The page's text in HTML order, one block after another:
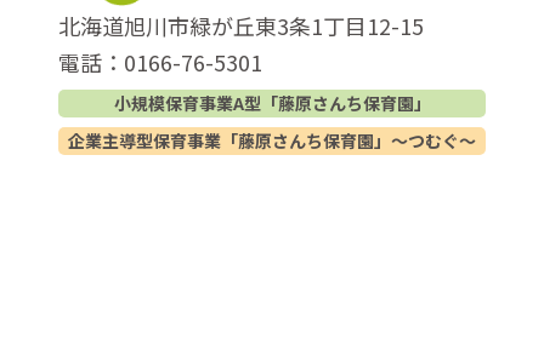
北海道旭川市緑が丘東3条1丁目12-15
電話：0166-76-5301
小規模保育事業A型「藤原さんち保育園」
企業主導型保育事業「藤原さんち保育園」〜つむぐ〜